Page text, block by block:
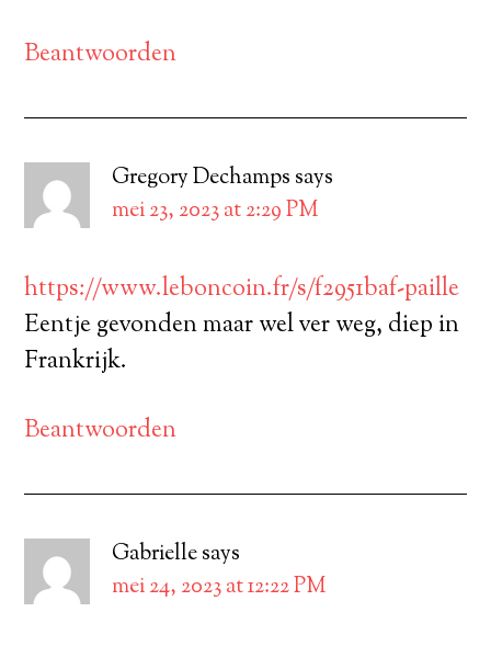
Beantwoorden
Gregory Dechamps says
mei 23, 2023 at 2:29 PM
https://www.leboncoin.fr/s/f2951baf-paille
Eentje gevonden maar wel ver weg, diep in
Frankrijk.
Beantwoorden
Gabriellesays
mei 24, 2023 at 12:22 PM